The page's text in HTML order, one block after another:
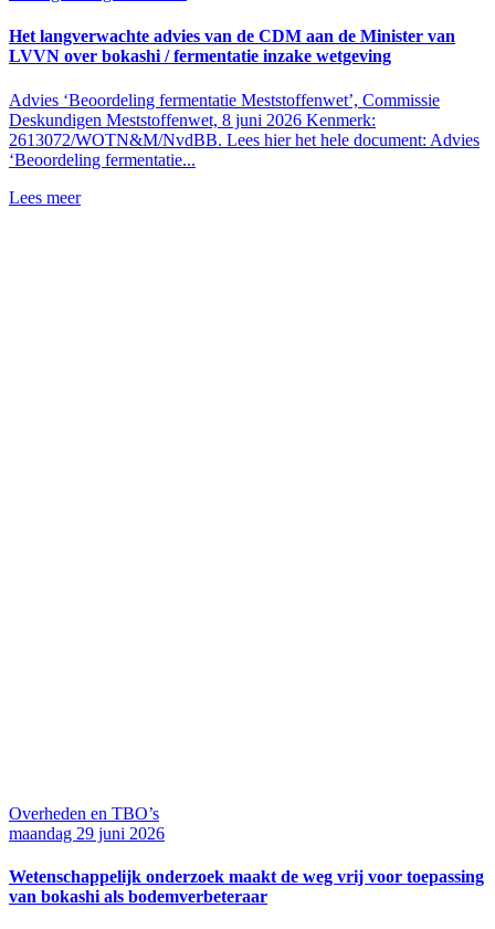
Het langverwachte advies van de CDM aan de Minister van
LVVN over bokashi / fermentatie inzake wetgeving
Advies ‘Beoordeling fermentatie Meststoffenwet’, Commissie
Deskundigen Meststoffenwet, 8 juni 2026 Kenmerk:
2613072/WOTN&M/NvdBB. Lees hier het hele document: Advies
‘Beoordeling fermentatie...
Lees meer
Overheden en TBO’s
maandag 29 juni 2026
Wetenschappelijk onderzoek maakt de weg vrij voor toepassing
van bokashi als bodemverbeteraar